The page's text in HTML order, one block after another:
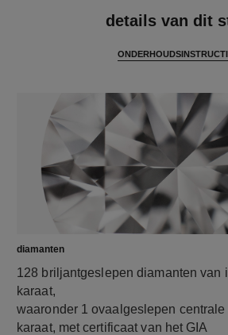
details van dit
diamanten
128 briljantgeslepen diamanten van
karaat,
waaronder 1 ovaalgeslepen centrale
karaat, met certificaat van het GIA